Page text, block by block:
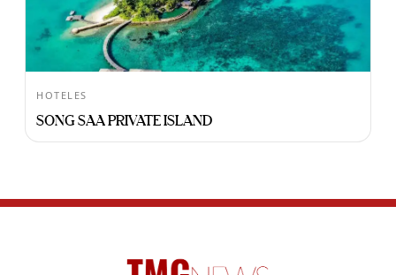
HOTELES
SONG SAA PRIVATE ISLAND